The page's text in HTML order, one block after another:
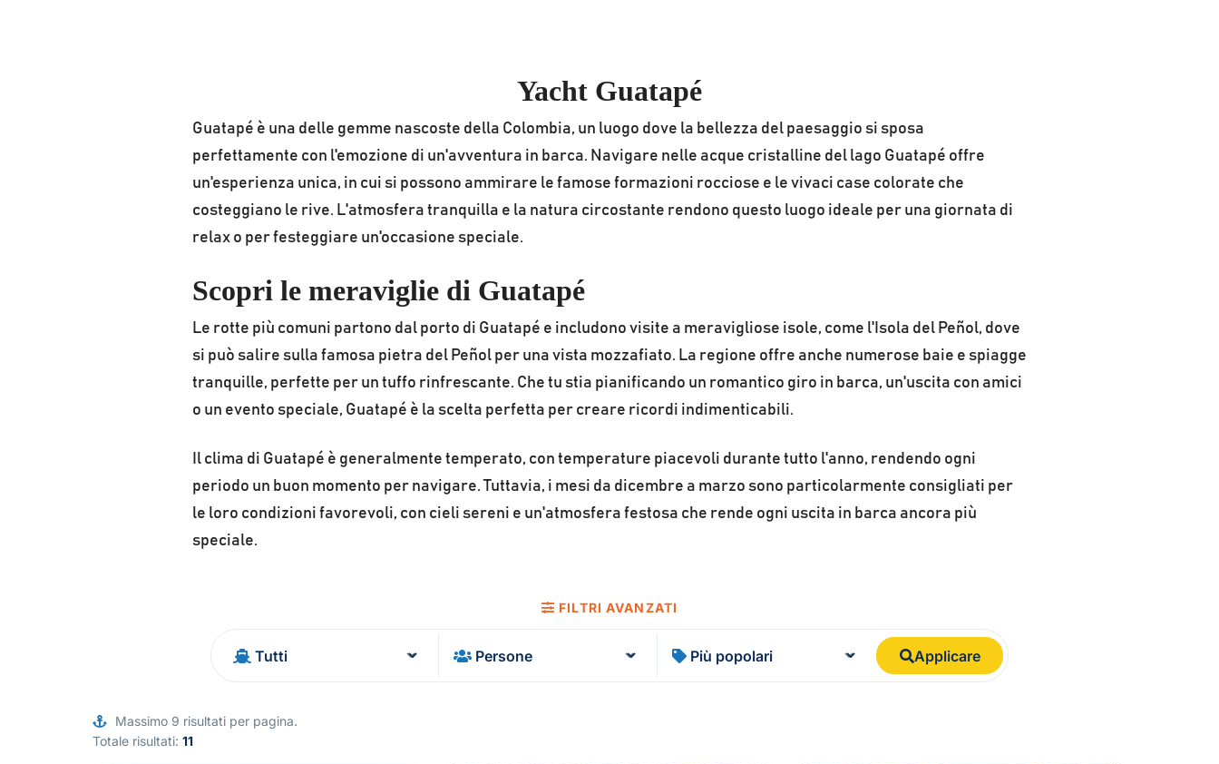
Yacht Guatapé
Guatapé è una delle gemme nascoste della Colombia, un luogo dove la bellezza del paesaggio si sposa
perfettamente con l'emozione di un'avventura in barca. Navigare nelle acque cristalline del lago Guatapé offre
un'esperienza unica, in cui si possono ammirare le famose formazioni rocciose e le vivaci case colorate che
costeggiano le rive. L'atmosfera tranquilla e la natura circostante rendono questo luogo ideale per una giornata di
relax o per festeggiare un'occasione speciale.
Scopri le meraviglie di Guatapé
Le rotte più comuni partono dal porto di Guatapé e includono visite a meravigliose isole, come l'Isola del Peñol, dove
si può salire sulla famosa pietra del Peñol per una vista mozzafiato. La regione offre anche numerose baie e spiagge
tranquille, perfette per un tuffo rinfrescante. Che tu stia pianificando un romantico giro in barca, un'uscita con amici
o un evento speciale, Guatapé è la scelta perfetta per creare ricordi indimenticabili.
Il clima di Guatapé è generalmente temperato, con temperature piacevoli durante tutto l'anno, rendendo ogni
periodo un buon momento per navigare. Tuttavia, i mesi da dicembre a marzo sono particolarmente consigliati per
le loro condizioni favorevoli, con cieli sereni e un'atmosfera festosa che rende ogni uscita in barca ancora più
speciale.
FILTRI AVANZATI
Applicare
Massimo 9 risultati per pagina.
Totale risultati: 11